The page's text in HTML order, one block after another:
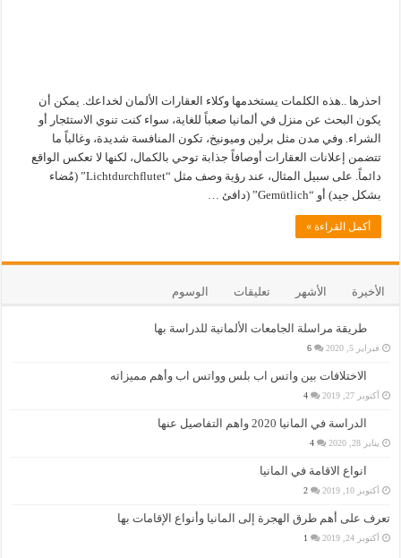
احذرها ..هذه الكلمات يستخدمها وكلاء العقارات الألمان لخداعك. يمكن أن
يكون البحث عن منزل في ألمانيا صعباً للغاية، سواء كنت تنوي الاستئجار أو
الشراء. وفي مدن مثل برلين وميونيخ، تكون المنافسة شديدة، وغالباً ما
تتضمن إعلانات العقارات أوصافاً جذابة توحي بالكمال، لكنها لا تعكس الواقع
دائماً. على سبيل المثال، عند رؤية وصف مثل “Lichtdurchflutet” (مُضاء
بشكل جيد) أو “Gemütlich” (دافئ …
أكمل القراءة »
الأخيرة الأشهر تعليقات الوسوم
طريقة مراسلة الجامعات الألمانية للدراسة بها
فبراير 5, 2020 6
الاختلافات بين واتس اب بلس وواتس اب وأهم مميزاته
أكتوبر 27, 2019 4
الدراسة في المانيا 2020 واهم التفاصيل عنها
يناير 28, 2020 4
انواع الاقامة في المانيا
أكتوبر 10, 2019 2
تعرف على أهم طرق الهجرة إلى المانيا وأنواع الإقامات بها
أكتوبر 24, 2019 1